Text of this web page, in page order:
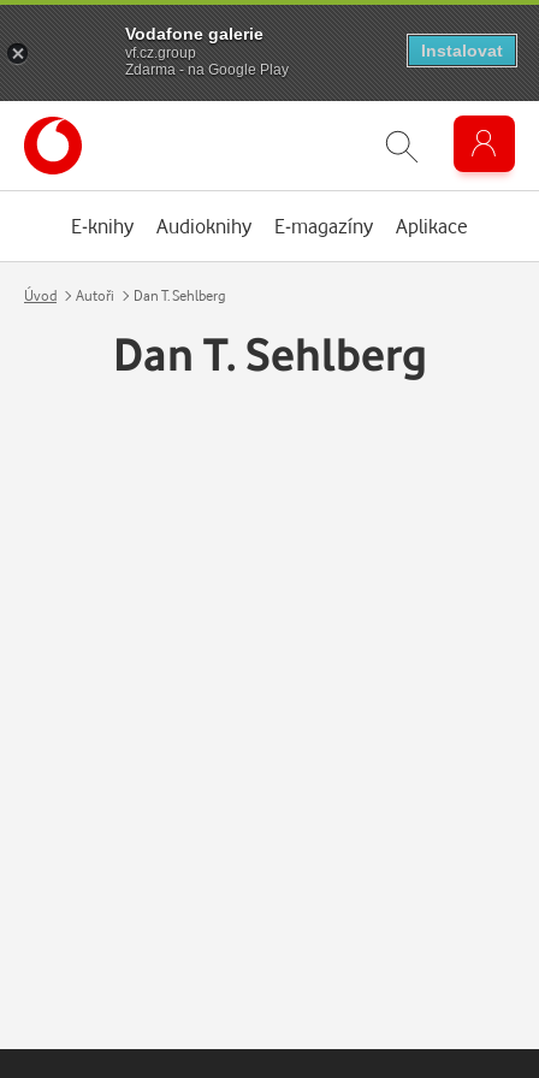
E-knihy Audioknihy E-magazíny Aplikace
Úvod Autoři Dan T. Sehlberg
Dan T. Sehlberg
Vodafone galerie
vf.cz.group
Zdarma - na Google Play
Instalovat